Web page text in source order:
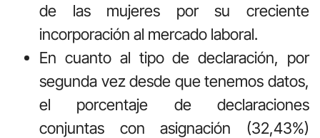
de las mujeres por su creciente
incorporación al mercado laboral.
En cuanto al tipo de declaración, por
segunda vez desde que tenemos datos,
el porcentaje de declaraciones
conjuntas con asignación (32,43%)